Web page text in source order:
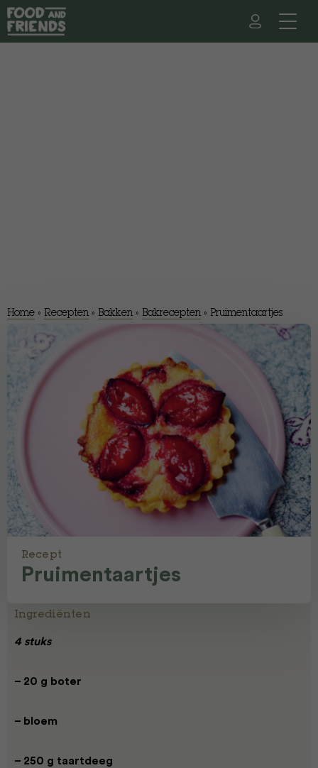
Home » Recepten » Bakken » Bakrecepten » Pruimentaartjes
Recept
Pruimentaartjes
Ingrediënten
4 stuks
– 20 g boter
– bloem
– 250 g taartdeeg